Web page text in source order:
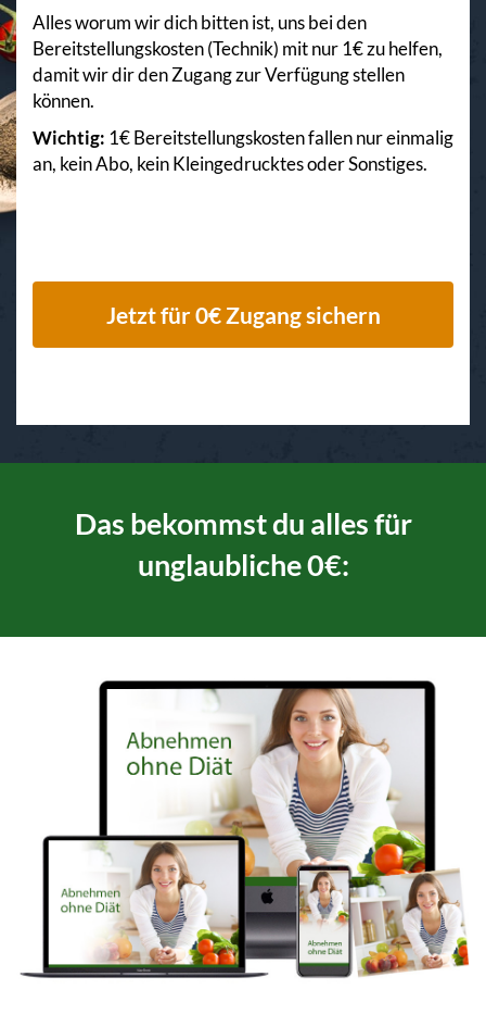
Alles worum wir dich bitten ist, uns bei den
Bereitstellungskosten (Technik) mit nur 1€ zu helfen,
damit wir dir den Zugang zur Verfügung stellen
können.
Wichtig: 1€ Bereitstellungskosten fallen nur einmalig
an, kein Abo, kein Kleingedrucktes oder Sonstiges.
Jetzt für 0€ Zugang sichern
Das bekommst du alles für
unglaubliche 0€: